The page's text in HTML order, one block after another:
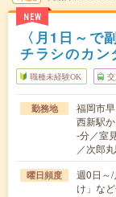
NEW
〈月1日～で
チラシのカン
職種未経験OK
勤務地
福岡市
西新駅
-分／室
／次郎
曜日頻度
週0日～
け」な